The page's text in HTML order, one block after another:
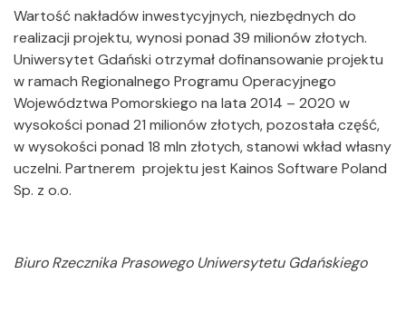
Wartość nakładów inwestycyjnych, niezbędnych do
realizacji projektu, wynosi ponad 39 milionów złotych.
Uniwersytet Gdański otrzymał dofinansowanie projektu
w ramach Regionalnego Programu Operacyjnego
Województwa Pomorskiego na lata 2014 – 2020 w
wysokości ponad 21 milionów złotych, pozostała część,
w wysokości ponad 18 mln złotych, stanowi wkład własny
uczelni. Partnerem projektu jest Kainos Software Poland
Sp. z o.o.
Biuro Rzecznika Prasowego Uniwersytetu Gdańskiego